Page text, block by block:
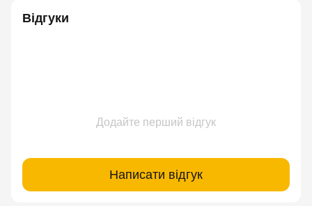
Відгуки
Додайте перший відгук
Написати відгук